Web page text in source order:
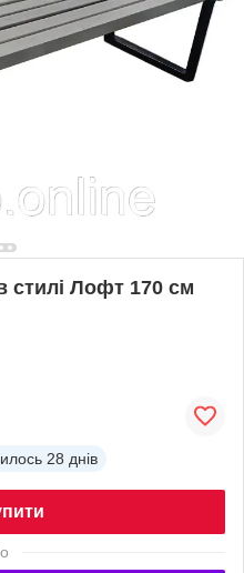
стилі Лофт 170 см
28 днів